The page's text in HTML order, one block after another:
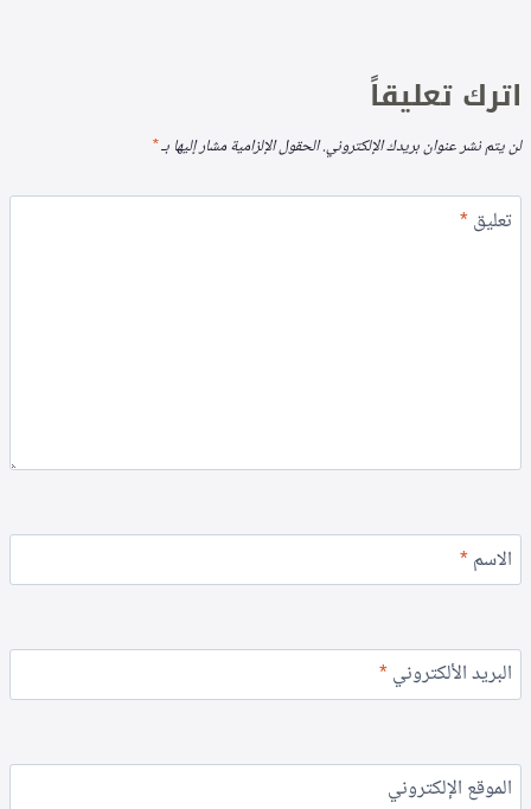
اترك تعليقاً
لن يتم نشر عنوان بريدك الإلكتروني.الحقول الإلزامية مشار إليها بـ*
تعليق*
الاسم*
البريد الألكتروني*
الموقع الإلكتروني